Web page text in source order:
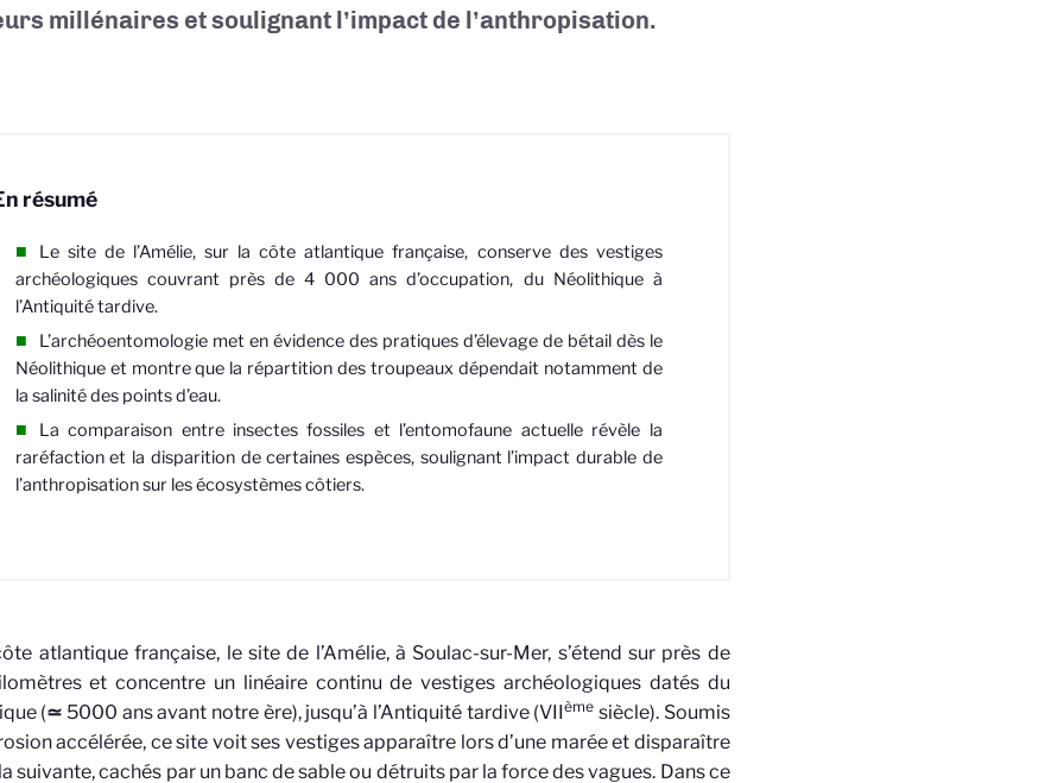
millénaires et soulignant l’impact de l’anthropisation.
résumé
Le site de l’Amélie, sur la côte atlantique française, conserve des vestiges
archéologiques couvrant près de 4 000 ans d’occupation, du Néolithique à
l’Antiquité tardive.
L’archéoentomologie met en évidence des pratiques d’élevage de bétail dès le
Néolithique et montre que la répartition des troupeaux dépendait notamment de
la salinité des points d’eau.
La comparaison entre insectes fossiles et l’entomofaune actuelle révèle la
raréfaction et la disparition de certaines espèces, soulignant l’impact durable de
l’anthropisation sur les écosystèmes côtiers.
atlantique française, le site de l’Amélie, à Soulac-sur-Mer, s’étend sur près de
et concentre un linéaire continu de vestiges archéologiques datés du
(≃ 5000 ans avant notre ère), jusqu’à l’Antiquité tardive (VIIème siècle). Soumis
accélérée, ce site voit ses vestiges apparaître lors d’une marée et disparaître
suivante, cachés par un banc de sable ou détruits par la force des vagues. Dans ce